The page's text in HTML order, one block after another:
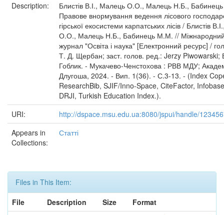
Description:
Блистів В.І., Малець О.О., Малець Н.Б.,
Правове внормування ведення лісового
гірської екосистеми карпатських лісів / Блистів
О.О., Малець Н.Б., Бабинець М.М. // Міжнародний
журнал "Освіта і наука" [Електронний ресурс] /
Т. Д. Щербан; заст. голов. ред.: Jerzy Piwowarski;
Гоблик. - Мукачево-Ченстохова : РВВ МДУ;
Длугоша, 2024. - Вип. 1(36). - С.3-13. - (Index
ResearchBib, SJIF/Inno-Space, CiteFactor,
DRJI, Turkish Education Index.).
URI:
http://dspace.msu.edu.ua:8080/jspui/handle/
Appears in
Collections:
Статті
Files in This Item:
File
Description Size
Format